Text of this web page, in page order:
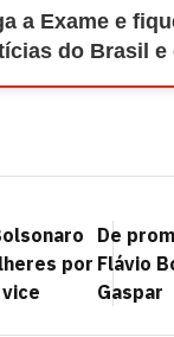
a Exame e
do Brasil e
por
De
Flávio
Gaspar